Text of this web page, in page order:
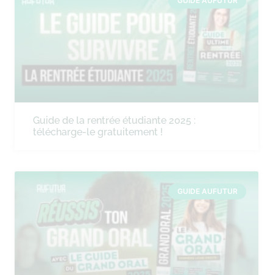
Guide de la rentrée étudiante 2025 :
télécharge-le gratuitement !
GUIDE AUFUTUR